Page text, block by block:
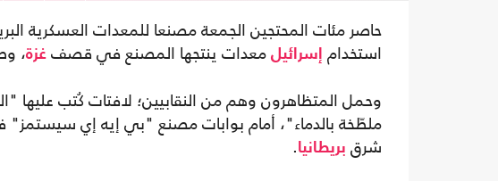
حاصر مئات المحتجين الجمعة مصنعا للمعدات العسكرية
استخدام
إسرائيل معدات ينتجها المصنع في قصف غزة،
وحمل المتظاهرون وهم من النقابيين؛ لافتات كُتب عليها
ملطّخة بالدماء"، أمام بوابات مصنع "بي إيه إي
شرق بريطانيا.